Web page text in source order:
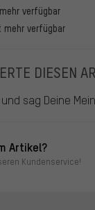
verfügbar
mehr verfügbar
DIESEN
sag Deine
Artikel?
Kundenservice!